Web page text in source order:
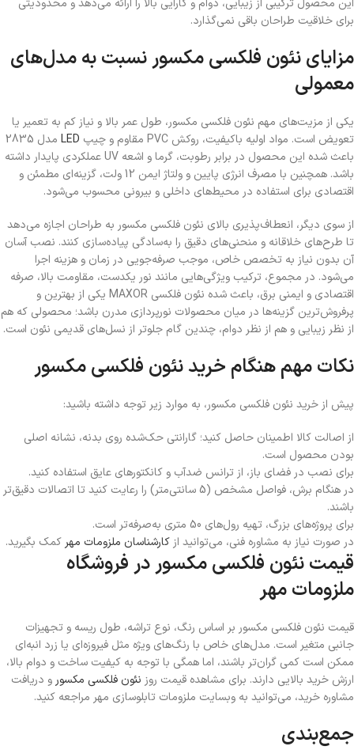
این محصول ترکیبی از زیبایی، دوام و کارایی بالا را ارائه می‌دهد و محدودیتی
برای خلاقیت طراحان باقی نمی‌گذارد.
مزایای نئون فلکسی مکسور نسبت به مدل‌های
معمولی
یکی از مزیت‌های مهم نئون فلکسی مکسور، طول عمر بالا و نیاز کم به تعمیر یا
تعویض است. مواد اولیه باکیفیت، روکش PVC مقاوم و چیپ
LED
مدل 2835
باعث شده این محصول در برابر رطوبت، گرما و اشعه UV عملکردی پایدار داشته
باشد. همچنین با مصرف انرژی پایین و ولتاژ ایمن 12 ولت، گزینه‌ای مطمئن و
اقتصادی برای استفاده در محیط‌های داخلی و بیرونی محسوب می‌شود.
از سوی دیگر، انعطاف‌پذیری بالای نئون فلکسی مکسور به طراحان اجازه می‌دهد
تا طرح‌های خلاقانه و منحنی‌های دقیق را به‌سادگی پیاده‌سازی کنند. نصب آسان
آن بدون نیاز به تخصص خاص، موجب صرفه‌جویی در زمان و هزینه اجرا
می‌شود. در مجموع، ترکیب ویژگی‌هایی مانند نور یکدست، مقاومت بالا، صرفه
اقتصادی و ایمنی برق، باعث شده نئون فلکسی MAXOR یکی از بهترین و
پرفروش‌ترین گزینه‌ها در میان محصولات نورپردازی مدرن باشد؛ محصولی که هم
از نظر زیبایی و هم از نظر دوام، چندین گام جلوتر از نسل‌های قدیمی نئون است.
نکات مهم هنگام خرید نئون فلکسی مکسور
پیش از خرید نئون فلکسی مکسور، به موارد زیر توجه داشته باشید:
از اصالت کالا اطمینان حاصل کنید؛ گارانتی حک‌شده روی بدنه، نشانه اصلی
بودن محصول است.
برای نصب در فضای باز، از ترانس ضدآب و کانکتورهای عایق استفاده کنید.
در هنگام برش، فواصل مشخص (5 سانتی‌متر) را رعایت کنید تا اتصالات دقیق‌تر
باشند.
برای پروژه‌های بزرگ، تهیه رول‌های 50 متری به‌صرفه‌تر است.
در صورت نیاز به مشاوره فنی، می‌توانید از کارشناسان ملزومات مهر کمک بگیرید.
قیمت نئون فلکسی مکسور در فروشگاه
ملزومات مهر
قیمت نئون فلکسی مکسور بر اساس رنگ، نوع تراشه، طول ریسه و تجهیزات
جانبی متغیر است. مدل‌های خاص با رنگ‌های ویژه مثل فیروزه‌ای یا زرد انبه‌ای
ممکن است کمی گران‌تر باشند، اما همگی با توجه به کیفیت ساخت و دوام بالا،
ارزش خرید بالایی دارند. برای مشاهده قیمت روز نئون فلکسی مکسور و دریافت
مشاوره خرید، می‌توانید به وبسایت ملزومات تابلوسازی مهر مراجعه کنید.
جمع‌بندی